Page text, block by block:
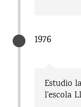
1976
Estudio
l’escola